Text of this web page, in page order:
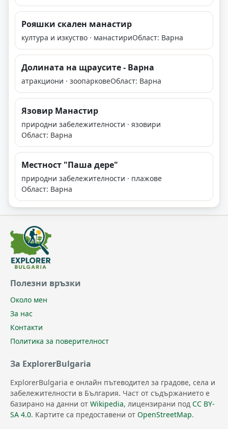
Рояшки скален манастир
култура и изкуство · манастириОбласт: Варна
Долината на щраусите - Варна
атракциони · зоопарковеОбласт: Варна
Язовир Манастир
природни забележителности · язовири
Област: Варна
Местност "Паша дере"
природни забележителности · плажове
Област: Варна
Полезни връзки
Около мен
За нас
Контакти
Политика за поверителност
За ExplorerBulgaria
ExplorerBulgaria е онлайн пътеводител за градове, села и
забележителности в България. Част от съдържанието е
базирано на данни от Wikipedia, лицензирани под CC BY-
SA 4.0. Картите са предоставени от OpenStreetMap.